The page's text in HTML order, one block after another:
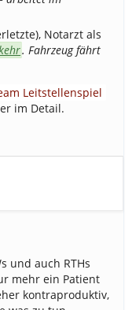
Notarzt als
. Fahrzeug fährt
Leitstellenspiel
im Detail.
und auch RTHs
mehr ein Patient
kontraproduktiv,